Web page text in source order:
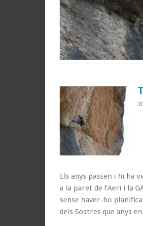
Els anys passen i hi ha
a la paret de l’Aeri i la
sense haver-ho
dels Sostres que anys